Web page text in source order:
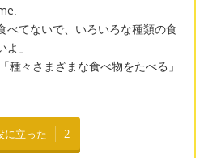
べてないで、いろいろな種類の食
」
々さまざまな食べ物をたべる」
に立った 2